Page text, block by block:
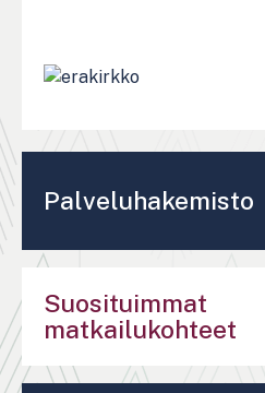
Palveluhakemisto
Suosituimmat
matkailukohteet